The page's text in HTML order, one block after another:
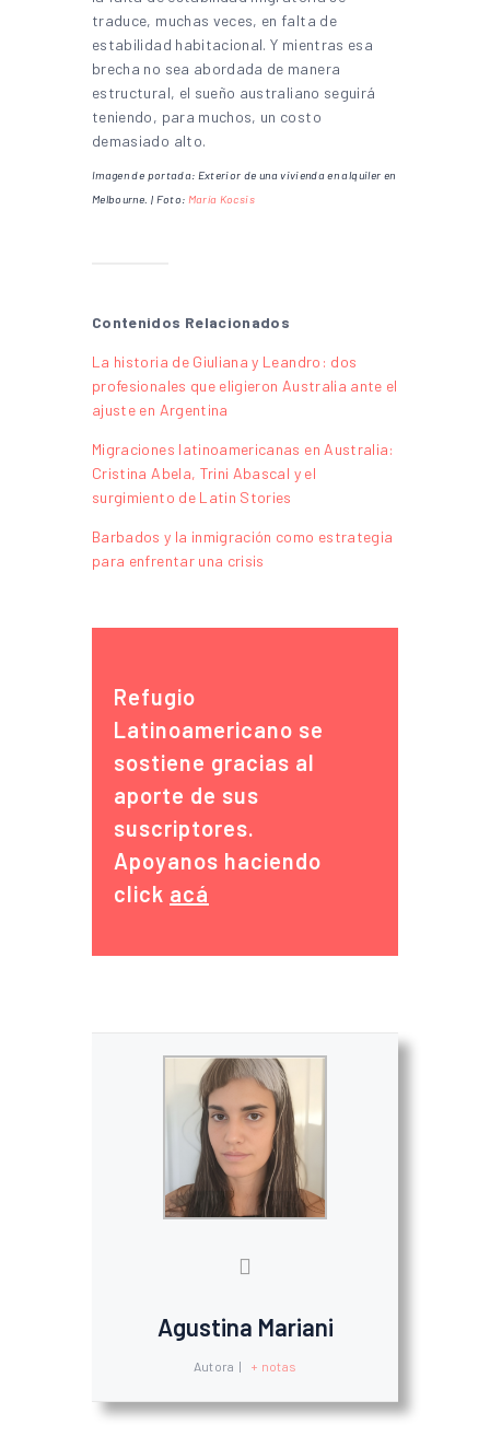
traduce, muchas veces, en falta de
estabilidad habitacional. Y mientras esa
brecha no sea abordada de manera
estructural, el sueño australiano seguirá
teniendo, para muchos, un costo
demasiado alto.
Imagen de portada: Exterior de una vivienda en alquiler en
Melbourne. | Foto: María Kocsis
Contenidos Relacionados
La historia de Giuliana y Leandro: dos
profesionales que eligieron Australia ante el
ajuste en Argentina
Migraciones latinoamericanas en Australia:
Cristina Abela, Trini Abascal y el
surgimiento de Latin Stories
Barbados y la inmigración como estrategia
para enfrentar una crisis
Refugio
Latinoamericano se
sostiene gracias al
aporte de sus
suscriptores.
Apoyanos haciendo
click acá
Agustina Mariani
Autora | + notas